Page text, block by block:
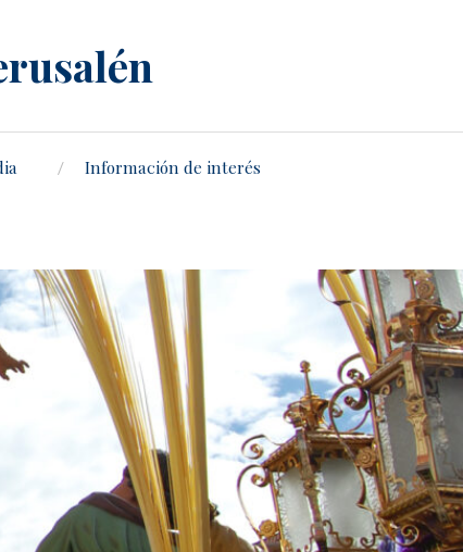
Información de interés